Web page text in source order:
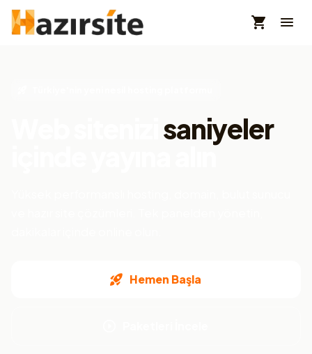
saniyeler
içinde yayına alın
Hemen Başla